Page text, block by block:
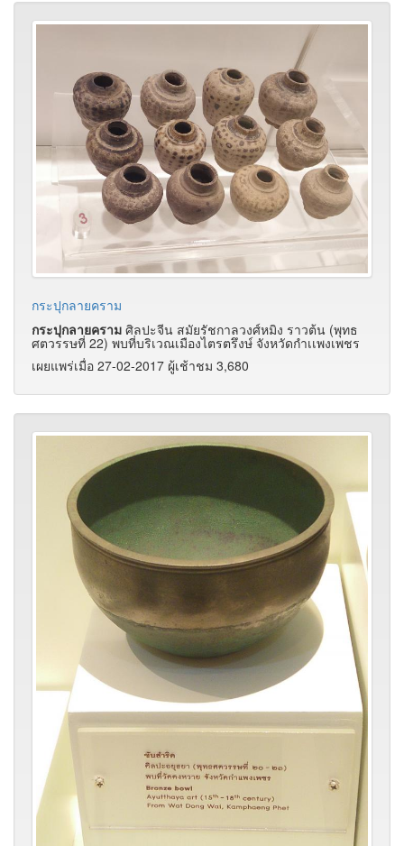
กระปุกลายคราม
กระปุกลายคราม ศิลปะจีน สมัยรัชกาลวงศ์หมิง ราวต้น (พุทธ
ศตวรรษที่ 22) พบที่บริเวณเมืองไตรตรึงษ์ จังหวัดกำเเพงเพชร
เผยแพร่เมื่อ 27-02-2017 ผู้เช้าชม 3,680